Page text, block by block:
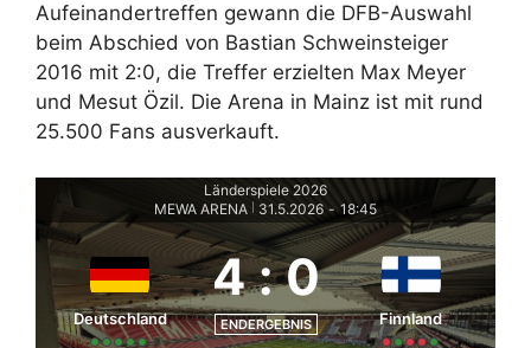
Aufeinandertreffen gewann die DFB-Auswahl
beim Abschied von Bastian Schweinsteiger
2016 mit 2:0, die Treffer erzielten Max Meyer
und Mesut Özil. Die Arena in Mainz ist mit rund
25.500 Fans ausverkauft.
Länderspiele 2026
MEWA ARENA
31.5.2026 - 18:45
Deutschland
4 :0
ENDERGEBNIS Finnland